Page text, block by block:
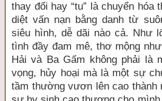
thay đổi hay “tu” là chuyển hóa
diệt vấn nạn bằng danh từ
siêu hình, dễ dãi nào cả. Như
tình đầy đam mê, thơ mộng
Hải và Ba Gấm không phải là
vọng, hủy hoại mà là một sự
tầm thường vươn lên cao thành